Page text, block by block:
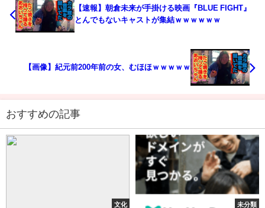
【速報】朝倉未来が手掛ける映画『BLUE FIGHT』
とんでもないキャストが集結ｗｗｗｗｗｗ
【画像】紀元前200年前の女、むほほｗｗｗｗｗ
おすすめの記事
文化 未分類